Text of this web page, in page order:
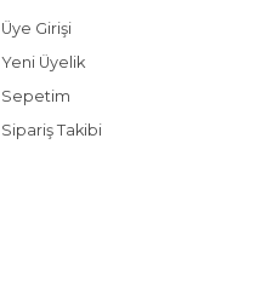
Üye Girişi
Yeni Üyelik
Sepetim
Sipariş Takibi